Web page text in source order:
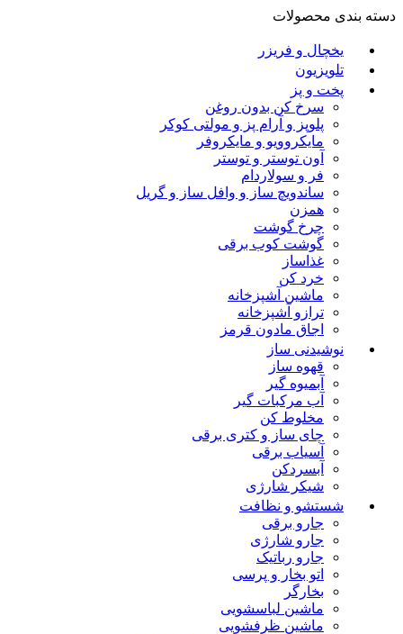
دسته بندی محصولات
یخچال و فریزر
تلویزیون
پخت و پز
سرخ کن بدون روغن
پلوپز و آرام پز و مولتی کوکر
مایکروویو و مایکروفر
آون توستر و توستر
فر و سولاردام
ساندویچ ساز و وافل ساز و گریل
همزن
چرخ گوشت
گوشت کوب برقی
غذاساز
خرد کن
ماشین آشپزخانه
ترازو آشپزخانه
اجاق مادون قرمز
نوشیدنی ساز
قهوه ساز
آبمیوه گیر
آب مرکبات گیر
مخلوط کن
چای ساز و کتری برقی
آسیاب برقی
آبسردکن
شیکر شارژی
شستشو و نظافت
جارو برقی
جارو شارژی
جارو رباتیک
اتو بخار و پرسی
بخارگر
ماشین لباسشویی
ماشین ظرفشویی